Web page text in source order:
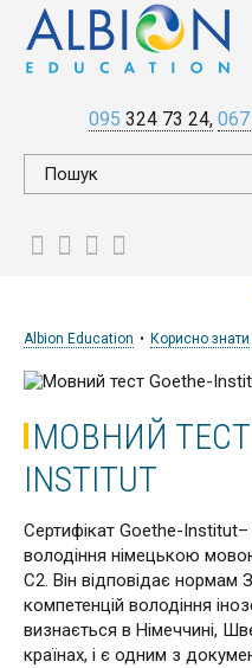
095 324 73 24 067
Albion Education Корисно знати
МОВНИЙ ТЕСТ
INSTITUT
Сертифікат Goethe-
володіння німецькою
С2. Він відповідає нормам
компетенцій володіння
визнається в Німеччині,
країнах, і є одним з